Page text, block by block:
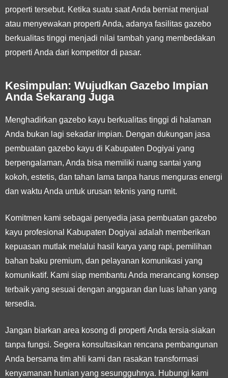
properti tersebut. Ketika suatu saat Anda berniat menjual
atau menyewakan properti Anda, adanya fasilitas gazebo
berkualitas tinggi menjadi nilai tambah yang membedakan
properti Anda dari kompetitor di pasar.
Kesimpulan: Wujudkan Gazebo Impian
Anda Sekarang Juga
Menghadirkan gazebo kayu berkualitas tinggi di halaman
Anda bukan lagi sekadar impian. Dengan dukungan jasa
pembuatan gazebo kayu di Kabupaten Dogiyai yang
berpengalaman, Anda bisa memiliki ruang santai yang
kokoh, estetis, dan tahan lama tanpa harus menguras energi
dan waktu Anda untuk urusan teknis yang rumit.
Komitmen kami sebagai penyedia jasa pembuatan gazebo
kayu profesional Kabupaten Dogiyai adalah memberikan
kepuasan mutlak melalui hasil karya yang rapi, pemilihan
bahan baku premium, dan pelayanan komunikasi yang
komunikatif. Kami siap membantu Anda merancang konsep
terbaik yang sesuai dengan anggaran dan luas lahan yang
tersedia.
Jangan biarkan area kosong di properti Anda tersia-siakan
tanpa fungsi. Segera konsultasikan rencana pembangunan
Anda bersama tim ahli kami dan rasakan transformasi
kenyamanan hunian yang sesungguhnya. Hubungi kami